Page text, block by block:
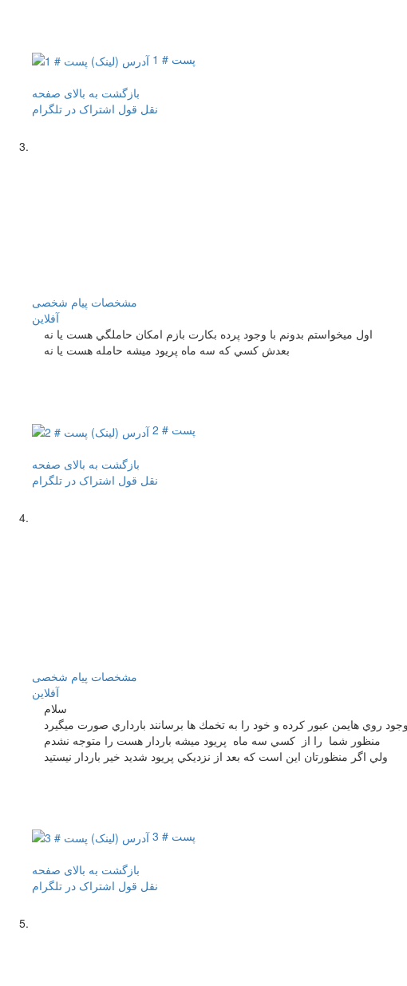
پست # 1
بازگشت به بالای صفحه
نقل قول اشتراک در تلگرام
مشخصات پیام شخصی
آفلاين
اول ميخواستم بدونم با وجود پرده بكارت بازم امكان حاملگي هست يا نه
بعدش كسي كه سه ماه پريود ميشه حامله هست يا نه
پست # 2
بازگشت به بالای صفحه
نقل قول اشتراک در تلگرام
مشخصات پیام شخصی
آفلاين
سلام
منظور شما را از كسي سه ماه پريود ميشه باردار هست را متوجه نشدم
ولي اگر منظورتان اين است كه بعد از نزديكي پريود شديد خير باردار نيستيد
پست # 3
بازگشت به بالای صفحه
نقل قول اشتراک در تلگرام